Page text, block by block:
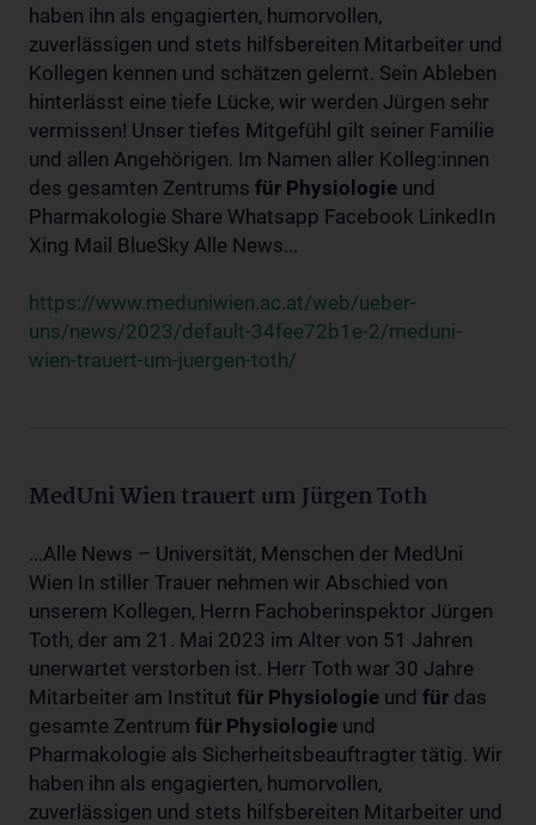
haben ihn als engagierten, humorvollen,
zuverlässigen und stets hilfsbereiten Mitarbeiter und
Kollegen kennen und schätzen gelernt. Sein Ableben
hinterlässt eine tiefe Lücke, wir werden Jürgen sehr
vermissen! Unser tiefes Mitgefühl gilt seiner Familie
und allen Angehörigen. Im Namen aller Kolleg:innen
des gesamten Zentrums für Physiologie und
Pharmakologie Share Whatsapp Facebook LinkedIn
Xing Mail BlueSky Alle News...
https://www.meduniwien.ac.at/web/ueber-
uns/news/2023/default-34fee72b1e-2/meduni-
wien-trauert-um-juergen-toth/
MedUni Wien trauert um Jürgen Toth
...Alle News – Universität, Menschen der MedUni
Wien In stiller Trauer nehmen wir Abschied von
unserem Kollegen, Herrn Fachoberinspektor Jürgen
Toth, der am 21. Mai 2023 im Alter von 51 Jahren
unerwartet verstorben ist. Herr Toth war 30 Jahre
Mitarbeiter am Institut für Physiologie und für das
gesamte Zentrum für Physiologie und
Pharmakologie als Sicherheitsbeauftragter tätig. Wir
haben ihn als engagierten, humorvollen,
zuverlässigen und stets hilfsbereiten Mitarbeiter und